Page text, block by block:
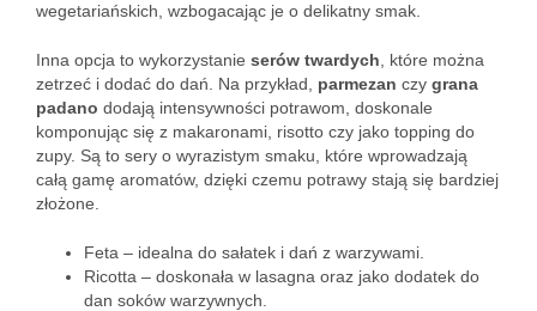
wegetariańskich, wzbogacając je o delikatny smak.
Inna opcja to wykorzystanie serów twardych , które można
zetrzeć i dodać do dań. Na przykład, parmezan czy grana
padano dodają intensywności potrawom, doskonale
komponując się z makaronami, risotto czy jako topping do
zupy. Są to sery o wyrazistym smaku, które wprowadzają
całą gamę aromatów, dzięki czemu potrawy stają się bardziej
złożone.
Feta – idealna do sałatek i dań z warzywami.
Ricotta – doskonała w lasagna oraz jako dodatek do
dan soków warzywnych.